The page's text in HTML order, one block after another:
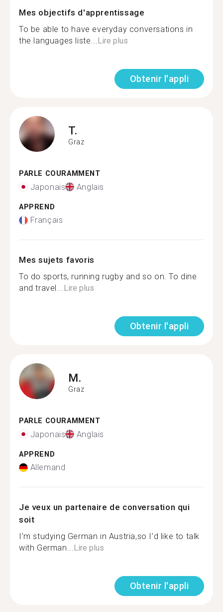
Mes objectifs d'apprentissage
To be able to have everyday conversations in
the languages liste...Lire plus
Obtenir l'appli
T.
Graz
PARLE COURAMMENT
Japonais Anglais
APPREND
Français
Mes sujets favoris
To do sports, running rugby and so on. To dine
and travel...Lire plus
Obtenir l'appli
M.
Graz
PARLE COURAMMENT
Japonais Anglais
APPREND
Allemand
Je veux un partenaire de conversation qui
soit
I’m studying German in Austria,so I’d like to talk
with German...Lire plus
Obtenir l'appli